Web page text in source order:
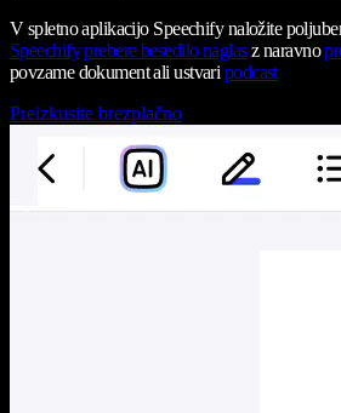
V spletno aplikacijo Speechify naložite
Speechify prebere besedilo naglasz naravno
povzame dokument ali ustvari podcast
Preizkusite brezplačno